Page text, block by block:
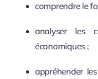
comprendre le
analyser les
économiques ;
appréhender